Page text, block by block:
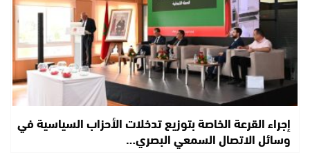
إجراء القرعة الخاصة بتوزيع تدخلات الأحزاب السياسية في
وسائل الاتصال السمعي البصري…